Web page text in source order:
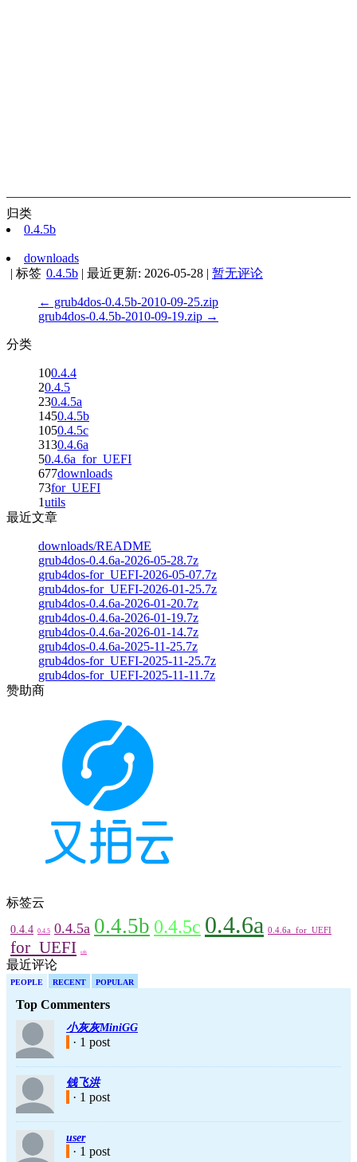
归类
0.4.5b
downloads
| 标签 0.4.5b | 最近更新: 2026-05-28 | 暂无评论
← grub4dos-0.4.5b-2010-09-25.zip
grub4dos-0.4.5b-2010-09-19.zip →
分类
100.4.4
20.4.5
230.4.5a
1450.4.5b
1050.4.5c
3130.4.6a
50.4.6a_for_UEFI
677downloads
73for_UEFI
1utils
最近文章
downloads/README
grub4dos-0.4.6a-2026-05-28.7z
grub4dos-for_UEFI-2026-05-07.7z
grub4dos-for_UEFI-2026-01-25.7z
grub4dos-0.4.6a-2026-01-20.7z
grub4dos-0.4.6a-2026-01-19.7z
grub4dos-0.4.6a-2026-01-14.7z
grub4dos-0.4.6a-2025-11-25.7z
grub4dos-for_UEFI-2025-11-25.7z
grub4dos-for_UEFI-2025-11-11.7z
赞助商
标签云
0.4.4 0.4.5 0.4.5a 0.4.5b 0.4.5c 0.4.6a 0.4.6a_for_UEFI
for_UEFI utils
最近评论
PEOPLE RECENT POPULAR
Top Commenters
小灰灰MiniGG
· 1 post
钱飞洪
· 1 post
user
· 1 post